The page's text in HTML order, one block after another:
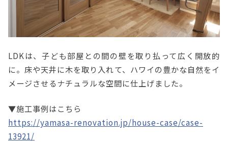
LDKは、子ども部屋との間の壁を取り払って広く開放的
に。床や天井に木を取り入れて、ハワイの豊かな自然をイ
メージさせるナチュラルな空間に仕上げました。
▼施工事例はこちら
https://yamasa-renovation.jp/house-case/case-
13921/